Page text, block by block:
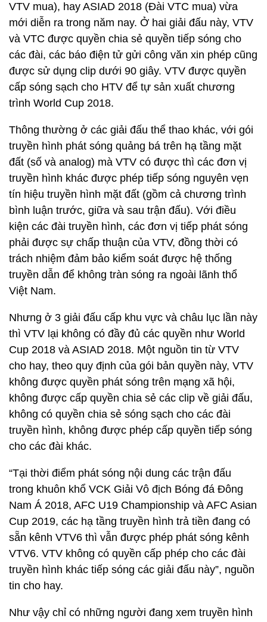
VTV mua), hay ASIAD 2018 (Đài VTC mua) vừa
mới diễn ra trong năm nay. Ở hai giải đấu này, VTV
và VTC được quyền chia sẻ quyền tiếp sóng cho
các đài, các báo điện tử gửi công văn xin phép cũng
được sử dụng clip dưới 90 giây. VTV được quyền
cấp sóng sạch cho HTV để tự sản xuất chương
trình World Cup 2018.
Thông thường ở các giải đấu thể thao khác, với gói
truyền hình phát sóng quảng bá trên hạ tầng mặt
đất (số và analog) mà VTV có được thì các đơn vị
truyền hình khác được phép tiếp sóng nguyên vẹn
tín hiệu truyền hình mặt đất (gồm cả chương trình
bình luận trước, giữa và sau trận đấu). Với điều
kiện các đài truyền hình, các đơn vị tiếp phát sóng
phải được sự chấp thuận của VTV, đồng thời có
trách nhiệm đảm bảo kiểm soát được hệ thống
truyền dẫn để không tràn sóng ra ngoài lãnh thổ
Việt Nam.
Nhưng ở 3 giải đấu cấp khu vực và châu lục lần này
thì VTV lại không có đầy đủ các quyền như World
Cup 2018 và ASIAD 2018. Một nguồn tin từ VTV
cho hay, theo quy định của gói bản quyền này, VTV
không được quyền phát sóng trên mạng xã hội,
không được cấp quyền chia sẻ các clip về giải đấu,
không có quyền chia sẻ sóng sạch cho các đài
truyền hình, không được phép cấp quyền tiếp sóng
cho các đài khác.
“Tại thời điểm phát sóng nội dung các trận đấu
trong khuôn khổ VCK Giải Vô địch Bóng đá Đông
Nam Á 2018, AFC U19 Championship và AFC Asian
Cup 2019, các hạ tầng truyền hình trả tiền đang có
sẵn kênh VTV6 thì vẫn được phép phát sóng kênh
VTV6. VTV không có quyền cấp phép cho các đài
truyền hình khác tiếp sóng các giải đấu này”, nguồn
tin cho hay.
Như vậy chỉ có những người đang xem truyền hình